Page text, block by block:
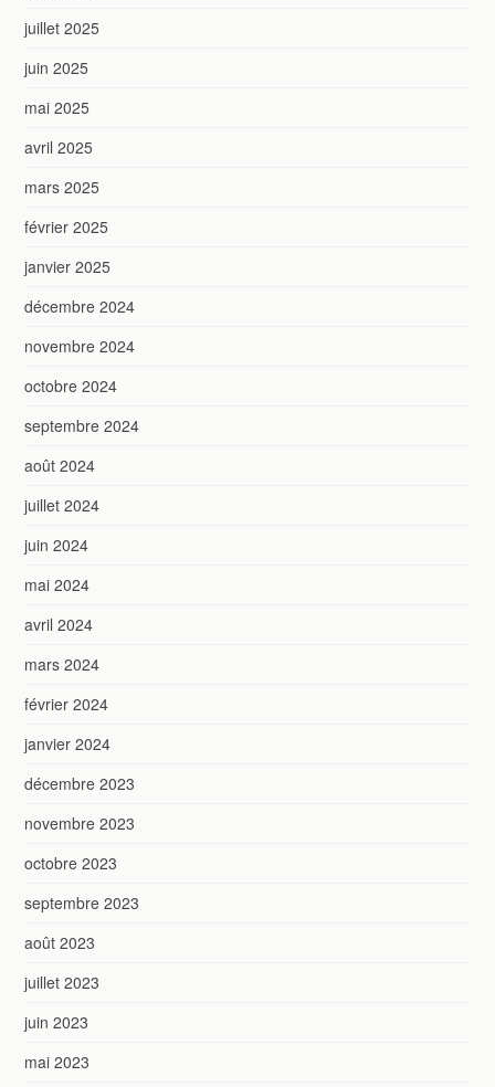
juillet 2025
juin 2025
mai 2025
avril 2025
mars 2025
février 2025
janvier 2025
décembre 2024
novembre 2024
octobre 2024
septembre 2024
août 2024
juillet 2024
juin 2024
mai 2024
avril 2024
mars 2024
février 2024
janvier 2024
décembre 2023
novembre 2023
octobre 2023
septembre 2023
août 2023
juillet 2023
juin 2023
mai 2023